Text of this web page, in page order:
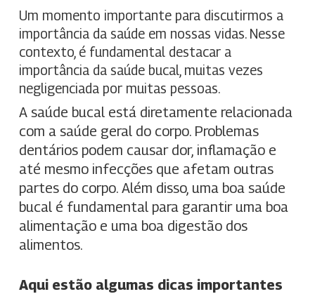
Um momento importante para discutirmos a
importância da saúde em nossas vidas. Nesse
contexto, é fundamental destacar a
importância da saúde bucal, muitas vezes
negligenciada por muitas pessoas.
A saúde bucal está diretamente relacionada
com a saúde geral do corpo. Problemas
dentários podem causar dor, inflamação e
até mesmo infecções que afetam outras
partes do corpo. Além disso, uma boa saúde
bucal é fundamental para garantir uma boa
alimentação e uma boa digestão dos
alimentos.
Aqui estão algumas dicas importantes